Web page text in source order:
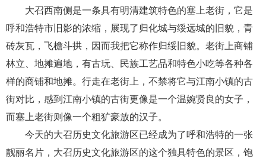
大召西南侧是一条具有明清建筑特色的塞上老街，它是
呼和浩特市旧影的浓缩，展现了归化城与绥远城的旧貌，青
砖灰瓦，飞檐斗拱，因而我把它称作归绥旧貌。老街上商铺
林立、地摊遍地，有古玩、民族工艺品和特色小吃等各种各
样的商铺和地摊。行走在老街上，不禁将它与江南小镇的古
街对比，感到江南小镇的古街更像是一个温婉贤良的女子，
而塞上老街则像一个粗犷豪放的汉子。
今天的大召历史文化旅游区已经成为了呼和浩特的一张
靓丽名片，大召历史文化旅游区的这个独具特色的景区，饱